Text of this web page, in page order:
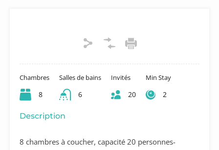
Chambres
8
Salles de bains
6
Invités
20
Min Stay
2
Description
8 chambres à coucher, capacité 20 personnes-